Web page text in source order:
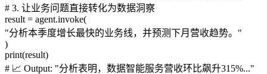
# 3. 让业务问题直接转化为数据洞察
result = agent.invoke(
"分析本季度增长最快的业务线，并预测下月营收趋势。"
)
print(result)
# 📈 Output: "分析表明，数据智能服务营收环比飙升315%..."